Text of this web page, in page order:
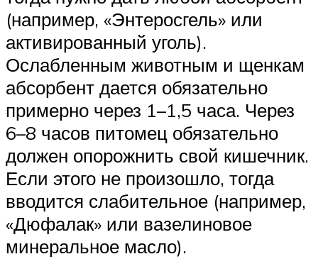
(например, «Энтеросгель» или
активированный уголь).
Ослабленным животным и щенкам
абсорбент дается обязательно
примерно через 1–1,5 часа. Через
6–8 часов питомец обязательно
должен опорожнить свой кишечник.
Если этого не произошло, тогда
вводится слабительное (например,
«Дюфалак» или вазелиновое
минеральное масло).